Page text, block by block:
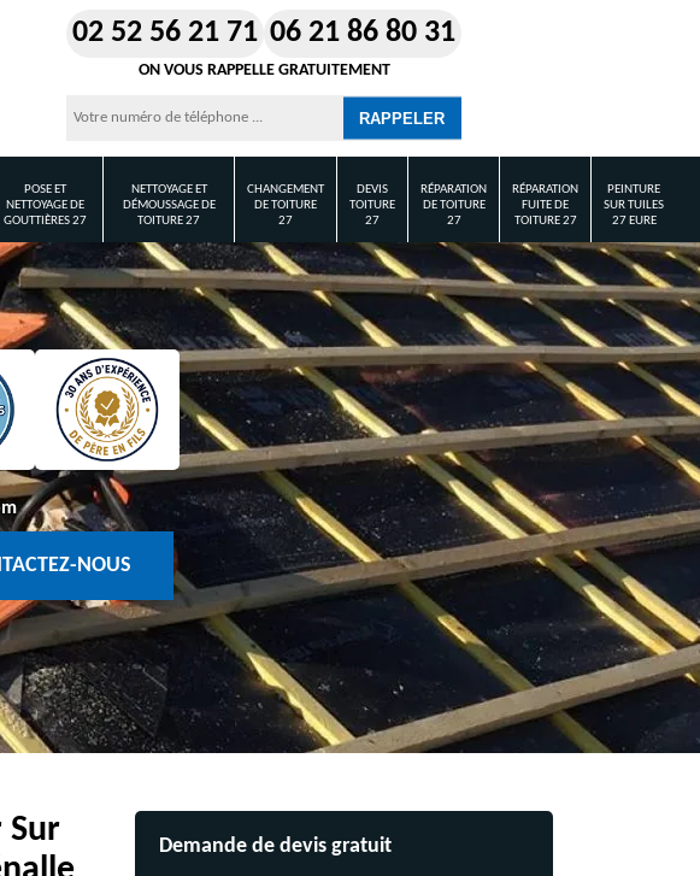
02 52 56 21 71 06 21 86 80 31
ON VOUS RAPPELLE GRATUITEMENT
POSE ET
NETTOYAGE DE
GOUTTIÈRES 27
NETTOYAGE ET
DÉMOUSSAGE DE
TOITURE 27
CHANGEMENT
DE TOITURE
27
DEVIS
TOITURE
27
RÉPARATION
DE TOITURE
27
RÉPARATION
FUITE DE
TOITURE 27
PEINTURE
SUR TUILES
27 EURE
NOUS
Sur
Demande de devis gratuit